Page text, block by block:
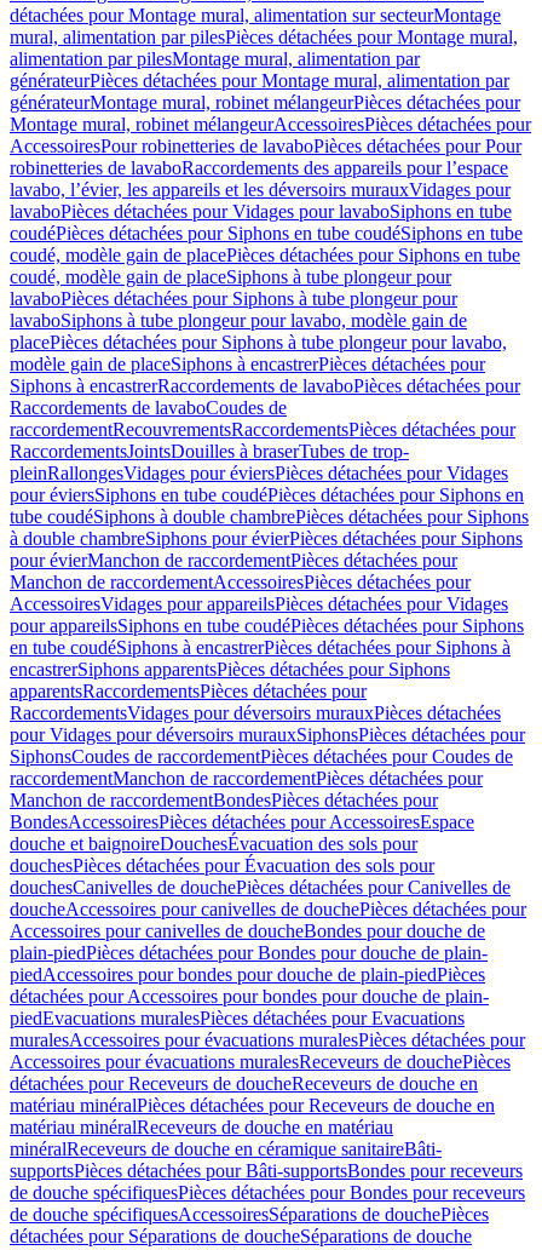
détachées pour Montage mural, alimentation sur secteurMontage
mural, alimentation par pilesPièces détachées pour Montage mural,
alimentation par pilesMontage mural, alimentation par
générateurPièces détachées pour Montage mural, alimentation par
générateurMontage mural, robinet mélangeurPièces détachées pour
Montage mural, robinet mélangeurAccessoiresPièces détachées pour
AccessoiresPour robinetteries de lavaboPièces détachées pour Pour
robinetteries de lavaboRaccordements des appareils pour l’espace
lavabo, l’évier, les appareils et les déversoirs murauxVidages pour
lavaboPièces détachées pour Vidages pour lavaboSiphons en tube
coudéPièces détachées pour Siphons en tube coudéSiphons en tube
coudé, modèle gain de placePièces détachées pour Siphons en tube
coudé, modèle gain de placeSiphons à tube plongeur pour
lavaboPièces détachées pour Siphons à tube plongeur pour
lavaboSiphons à tube plongeur pour lavabo, modèle gain de
placePièces détachées pour Siphons à tube plongeur pour lavabo,
modèle gain de placeSiphons à encastrerPièces détachées pour
Siphons à encastrerRaccordements de lavaboPièces détachées pour
Raccordements de lavaboCoudes de
raccordementRecouvrementsRaccordementsPièces détachées pour
RaccordementsJointsDouilles à braserTubes de trop-
pleinRallongesVidages pour éviersPièces détachées pour Vidages
pour éviersSiphons en tube coudéPièces détachées pour Siphons en
tube coudéSiphons à double chambrePièces détachées pour Siphons
à double chambreSiphons pour évierPièces détachées pour Siphons
pour évierManchon de raccordementPièces détachées pour
Manchon de raccordementAccessoiresPièces détachées pour
AccessoiresVidages pour appareilsPièces détachées pour Vidages
pour appareilsSiphons en tube coudéPièces détachées pour Siphons
en tube coudéSiphons à encastrerPièces détachées pour Siphons à
encastrerSiphons apparentsPièces détachées pour Siphons
apparentsRaccordementsPièces détachées pour
RaccordementsVidages pour déversoirs murauxPièces détachées
pour Vidages pour déversoirs murauxSiphonsPièces détachées pour
SiphonsCoudes de raccordementPièces détachées pour Coudes de
raccordementManchon de raccordementPièces détachées pour
Manchon de raccordementBondesPièces détachées pour
BondesAccessoiresPièces détachées pour AccessoiresEspace
douche et baignoireDouchesÉvacuation des sols pour
douchesPièces détachées pour Évacuation des sols pour
douchesCanivelles de douchePièces détachées pour Canivelles de
doucheAccessoires pour canivelles de douchePièces détachées pour
Accessoires pour canivelles de doucheBondes pour douche de
plain-piedPièces détachées pour Bondes pour douche de plain-
piedAccessoires pour bondes pour douche de plain-piedPièces
détachées pour Accessoires pour bondes pour douche de plain-
piedEvacuations muralesPièces détachées pour Evacuations
muralesAccessoires pour évacuations muralesPièces détachées pour
Accessoires pour évacuations muralesReceveurs de douchePièces
détachées pour Receveurs de doucheReceveurs de douche en
matériau minéralPièces détachées pour Receveurs de douche en
matériau minéralReceveurs de douche en matériau
minéralReceveurs de douche en céramique sanitaireBâti-
supportsPièces détachées pour Bâti-supportsBondes pour receveurs
de douche spécifiquesPièces détachées pour Bondes pour receveurs
de douche spécifiquesAccessoiresSéparations de douchePièces
détachées pour Séparations de doucheSéparations de douche